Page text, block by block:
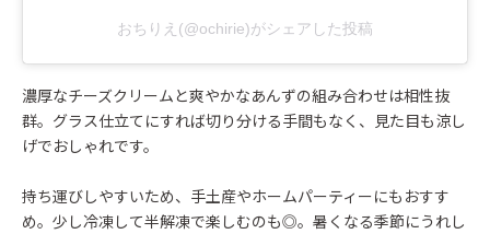
おちりえ(@ochirie)がシェアした投稿
濃厚なチーズクリームと爽やかなあんずの組み合わせは相性抜
群。グラス仕立てにすれば切り分ける手間もなく、見た目も涼し
げでおしゃれです。
持ち運びしやすいため、手土産やホームパーティーにもおすす
め。少し冷凍して半解凍で楽しむのも◎。暑くなる季節にうれし